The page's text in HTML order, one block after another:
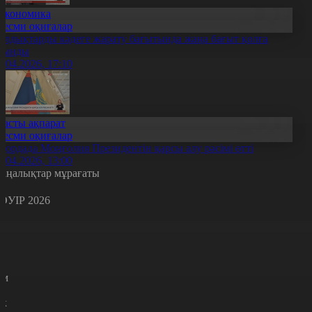
оқиғалар
кәдеге жарату бағытында жаңа бағыт қолға
17:10
ақпарат
оқиғалар
Моңғолия Президентін қарсы алу рәсімі өтті
13:00
мұрағаты
2026